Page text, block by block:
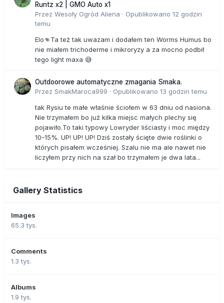
Runtz x2 | GMO Auto x1
Przez Wesoły Ogród Aliena · Opublikowano 12 godzin
temu
Elo👊Ta też tak uwazam i dodałem ten Worms Humus bo
nie miałem trichoderme i mikroryzy a za mocno podbił
tego light maxa 😅
Outdoorowe automatyczne zmagania Smaka.
Przez SmakMaroca999 · Opublikowano 13 godzin temu
tak Rysiu te małe właśnie ściołem w 63 dniu od nasiona.
Nie trzymałem bo już kilka miejsc małych plechy się
pojawiło.To taki typowy Lowryder liściasty i moc między
10-15%. UP! UP! UP! Dziś zostały ścięte dwie roślinki o
których pisałem wcześniej. Szalu nie ma ale nawet nie
liczyłem przy nich na szał bo trzymałem je dwa lata...
Gallery Statistics
Images
65.3 tys.
Comments
1.3 tys.
Albums
1.9 tys.